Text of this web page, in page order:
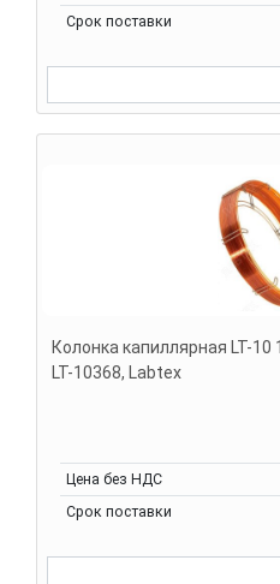
Срок поставки
Колонка капиллярная LT-
LT-10368, Labtex
Цена без НДС
Срок поставки